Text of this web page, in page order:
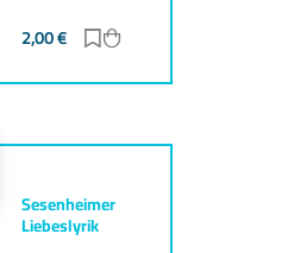
2,00€ Zur Merkliste
Sesenheimer
Liebeslyrik